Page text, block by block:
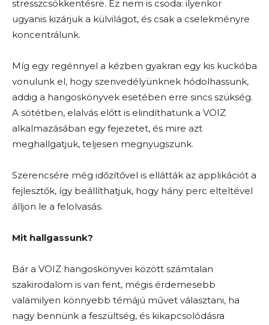
stresszcsökkentésre. Ez nem is csoda: ilyenkor
ugyanis kizárjuk a külvilágot, és csak a cselekményre
koncentrálunk.
Míg egy regénnyel a kézben gyakran egy kis kuckóba
vonulunk el, hogy szenvedélyünknek hódolhassunk,
addig a hangoskönyvek esetében erre sincs szükség.
A sötétben, elalvás előtt is elindíthatunk a VOIZ
alkalmazásában egy fejezetet, és mire azt
meghallgatjuk, teljesen megnyugszunk.
Szerencsére még időzítővel is ellátták az applikációt a
fejlesztők, így beállíthatjuk, hogy hány perc elteltével
álljon le a felolvasás.
Mit hallgassunk?
Bár a VOIZ hangoskönyvei között számtalan
szakirodalom is van fent, mégis érdemesebb
valamilyen könnyebb témájú művet választani, ha
nagy bennünk a feszültség, és kikapcsolódásra